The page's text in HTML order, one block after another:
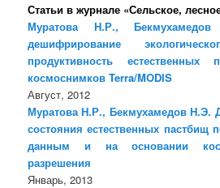
Статьи в журнале «Сельское,
Муратова Н.Р., Бекмухамедов
дешифрирование
продуктивность
космоснимков Terra/MODIS
Август, 2012
Муратова Н.Р., Бекмухамедов Н.Э.
состояния естественных пастбищ
данным и на основании
разрешения
Январь, 2013